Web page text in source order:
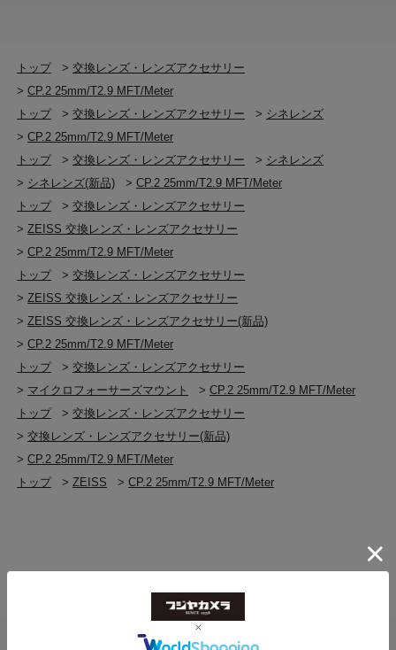
トップ >交換レンズ・レンズアクセサリー
>CP.2 25mm/T2.9 MFT/Meter
トップ
>交換レンズ・レンズアクセサリー > シネレンズ
>CP.2 25mm/T2.9 MFT/Meter
トップ
>交換レンズ・レンズアクセサリー > シネレンズ
> シネレンズ(新品) >CP.2 25mm/T2.9 MFT/Meter
トップ
>交換レンズ・レンズアクセサリー
>ZEISS 交換レンズ・レンズアクセサリー
>CP.2 25mm/T2.9 MFT/Meter
トップ
>交換レンズ・レンズアクセサリー
>ZEISS 交換レンズ・レンズアクセサリー
>ZEISS 交換レンズ・レンズアクセサリー(新品)
>CP.2 25mm/T2.9 MFT/Meter
トップ
>交換レンズ・レンズアクセサリー
> マイクロフォーサーズマウント >CP.2 25mm/T2.9 MFT/Meter
トップ
>交換レンズ・レンズアクセサリー
>交換レンズ・レンズアクセサリー(新品)
>CP.2 25mm/T2.9 MFT/Meter
トップ
>ZEISS >CP.2 25mm/T2.9 MFT/Meter